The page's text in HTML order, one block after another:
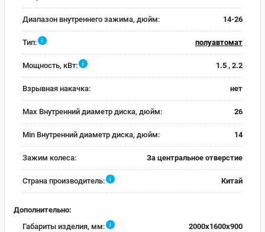
Диапазон внутреннего зажима, дюйм: 14-26
Тип: i полуавтомат
Мощность, кВт: i 1.5 , 2.2
Взрывная накачка: нет
Max Внутренний диаметр диска, дюйм: 26
Min Внутренний диаметр диска, дюйм: 14
Зажим колеса: За центральное отверстие
Страна производитель: i Китай
Дополнительно:
Габариты изделия, мм:
i 2000х1600х900